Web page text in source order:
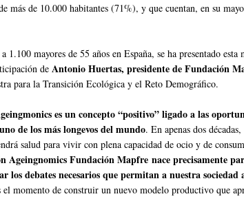
más de 10.000 habitantes (71%), y que cuentan, en su
1.100 mayores de 55 años en España, se ha presentado esta
de Antonio Huertas, presidente de Fundación
para la Transición Ecológica y el Reto Demográfico.
es un concepto “positivo” ligado a las
de los más longevos del mundo. En apenas dos
salud para vivir con plena capacidad de ocio y de
Ageingnomics Fundación Mapfre nace precisamente
los debates necesarios que permitan a nuestra sociedad
el momento de construir un nuevo modelo productivo que